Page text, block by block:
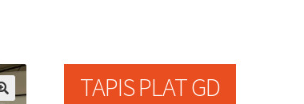
TAPIS PLAT GD